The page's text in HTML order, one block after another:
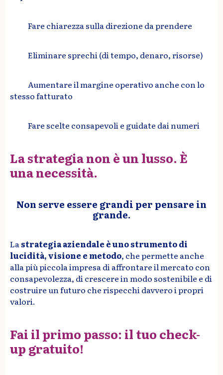
Fare chiarezza sulla direzione da prendere
Eliminare sprechi (di tempo, denaro, risorse)
Aumentare il margine operativo anche con lo
stesso fatturato
Fare scelte consapevoli e guidate dai numeri
La strategia non è un lusso. È
una necessità.
Non serve essere grandi per pensare in
grande.
Lastrategia aziendale è uno strumento di
lucidità, visione e metodo, che permette anche
alla più piccola impresa di affrontare il mercato con
consapevolezza, di crescere in modo sostenibile e di
costruire un futuro che rispecchi davvero i propri
valori.
Fai il primo passo: il tuo check-
up gratuito!